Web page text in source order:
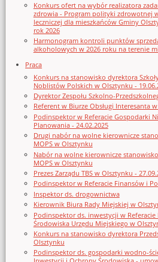
Konkurs ofert na wybór realizatora
zdrowia - Program polityki zdrowotnej
leczniczej dla mieszkańców Gminy
rok 2026
Harmonogram kontroli punktów
alkoholowych w 2026 roku na terenie
Praca
Konkurs na stanowisko dyrektora
Noblistów Polskich w Olsztynku -
Dyrektor Zespołu Szkolno-
Referent w Biurze Obsługi Interesanta
Podinspektor w Referacie Gospodarki
Planowania - 24.02.2025
Drugi nabór na wolne kierownicze
MOPS w Olsztynku
Nabór na wolne kierownicze
MOPS w Olsztynku
Prezes Zarządu TBS w Olsztynku -
Podinspektor w Referacie Finansów i
Inspektor ds. drogownictwa
Kierownik Biura Rady Miejskiej w
Podinspektor ds. inwestycji w
Środowiska Urzędu Miejskiego w
Konkurs na stanowisko dyrektora
Olsztynku
Podinspektor ds. gospodarki wodno-